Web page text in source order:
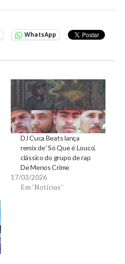
WhatsApp
DJ Cuca Beats lança
remix de ‘Só Que é Louco’,
clássico do grupo de rap
De Menos Crime
17/03/2026
Em "Notícias"